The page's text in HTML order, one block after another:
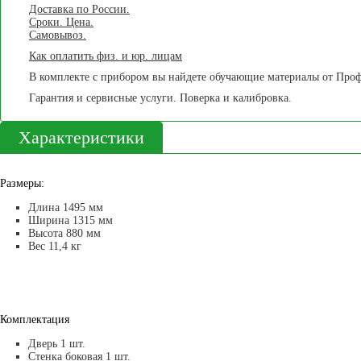
Доставка по России.
Сроки. Цена.
Самовывоз.
Как оплатить физ. и юр. лицам
В комплекте с прибором вы найдете обучающие материалы от
Гарантия и сервисные услуги. Поверка и калибровка.
Характеристики
Размеры:
Длина 1495 мм
Ширина 1315 мм
Высота 880 мм
Вес 11,4 кг
Комплектация
Дверь 1 шт.
Стенка боковая 1 шт.